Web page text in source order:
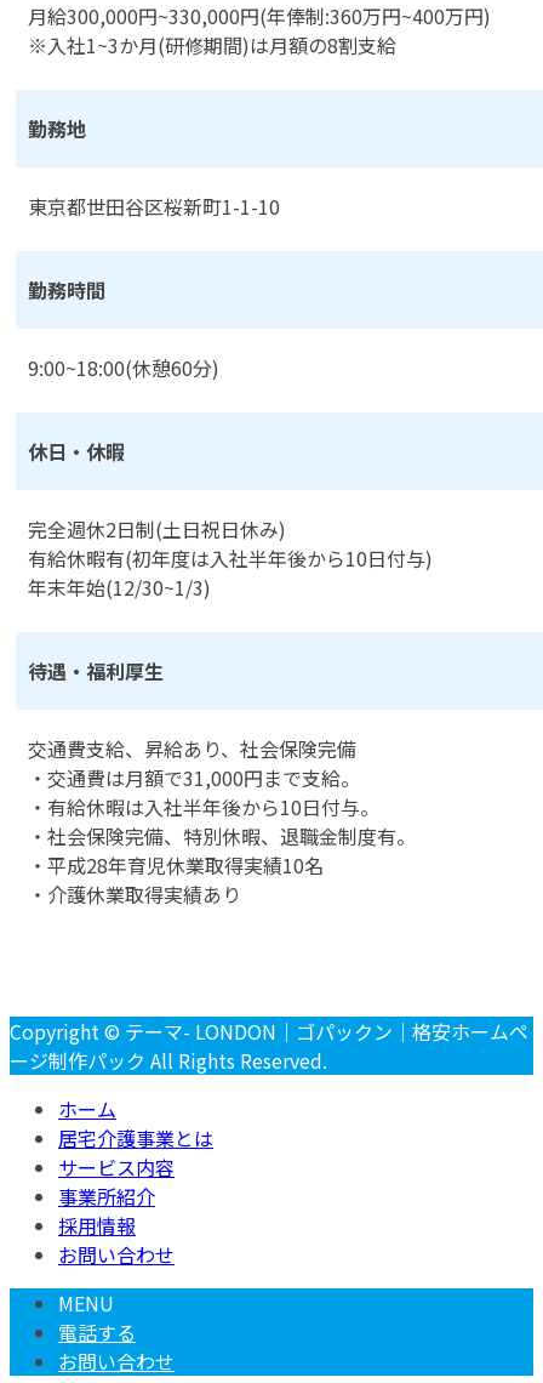
月給300,000円~330,000円(年俸制:360万円~400万円)
※入社1~3か月(研修期間)は月額の8割支給
勤務地
東京都世田谷区桜新町1-1-10
勤務時間
9:00~18:00(休憩60分)
休日・休暇
完全週休2日制(土日祝日休み)
有給休暇有(初年度は入社半年後から10日付与)
年末年始(12/30~1/3)
待遇・福利厚生
交通費支給、昇給あり、社会保険完備
・交通費は月額で31,000円まで支給。
・有給休暇は入社半年後から10日付与。
・社会保険完備、特別休暇、退職金制度有。
・平成28年育児休業取得実績10名
・介護休業取得実績あり
Copyright © テーマ- LONDON｜ゴパックン｜格安ホームペ
ージ制作パック All Rights Reserved.
ホーム
居宅介護事業とは
サービス内容
事業所紹介
採用情報
お問い合わせ
MENU
電話する
お問い合わせ